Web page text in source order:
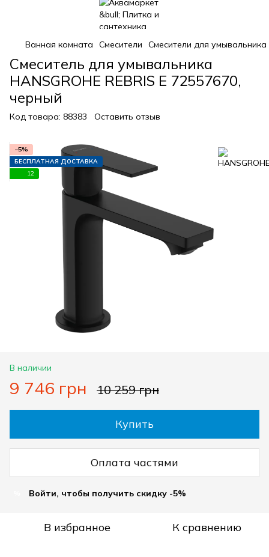
Ванная комната Смесители Смесители для умывальника
Смеситель для умывальника
HANSGROHE REBRIS E 72557670,
черный
Код товара: 88383 Оставить отзыв
−5%
БЕСПЛАТНАЯ ДОСТАВКА
12
В наличии
9 746 грн 10 259 грн
Купить
Оплата частями
Войти, чтобы получить скидку -5%
В избранное К сравнению